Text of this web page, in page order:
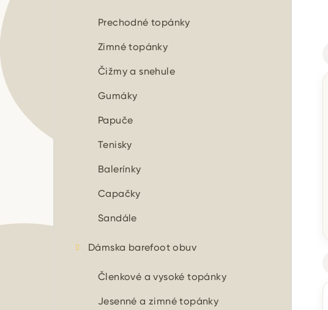
l
Prechodné topánky
Zimné topánky
Čižmy a snehule
Gumáky
Papuče
Tenisky
Balerínky
Capačky
Sandále
Dámska barefoot obuv
Členkové a vysoké topánky
Jesenné a zimné topánky